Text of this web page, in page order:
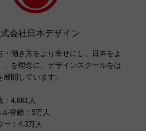
会社日本デザイン
・働き方をより幸せにし、日本をよ
」を理念に、デザインスクールをは
開しています。
：4,881人
登録：9万人
ー：4.3万人